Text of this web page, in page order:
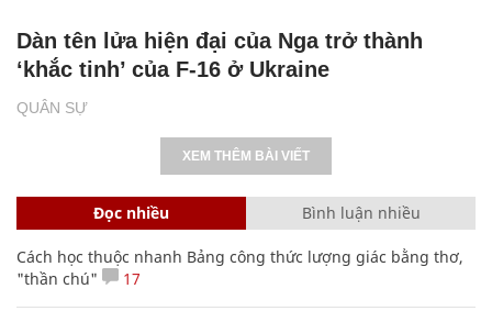
QUÂN SỰ
Dàn tên lửa hiện đại của Nga trở thành
‘khắc tinh’ của F-16 ở Ukraine
XEM THÊM BÀI VIẾT
Đọc nhiều Bình luận nhiều
Cách học thuộc nhanh Bảng công thức lượng giác bằng thơ,
"thần chú"
17